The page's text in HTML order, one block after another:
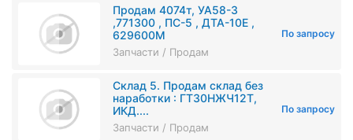
Продам 4074т, УА58-3
,771300 , ПС-5 , ДТА-10Е ,
629600М
Запчасти / Продам
По запросу
Склад 5. Продам склад без
наработки : ГТ30НЖЧ12Т,
ИКД....
Запчасти / Продам
По запросу